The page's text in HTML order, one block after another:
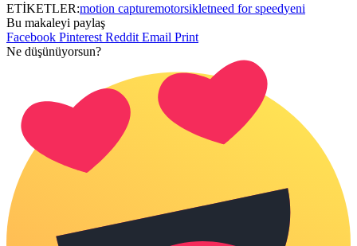
ETİKETLER:motion capturemotorsikletneed for speedyeni
Bu makaleyi paylaş
Facebook Pinterest Reddit Email Print
Ne düşünüyorsun?